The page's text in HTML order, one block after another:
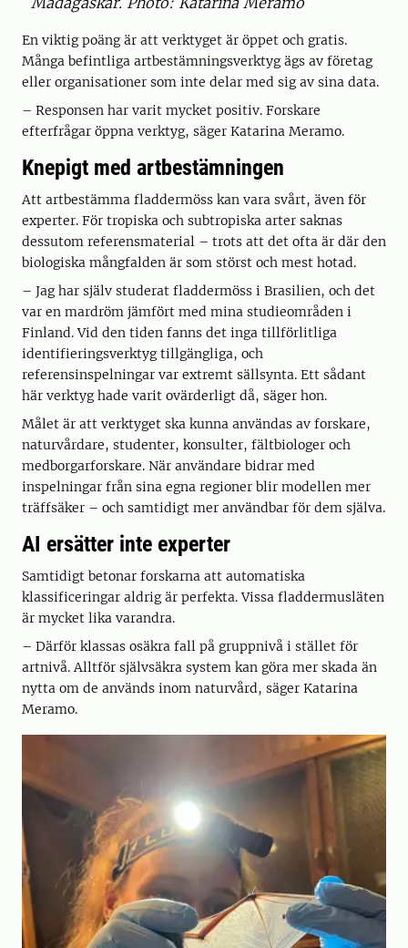
En viktig poäng är att verktyget är öppet och gratis.
Många befintliga artbestämningsverktyg ägs av företag
eller organisationer som inte delar med sig av sina data.
– Responsen har varit mycket positiv. Forskare
efterfrågar öppna verktyg, säger Katarina Meramo.
Knepigt med artbestämningen
Att artbestämma fladdermöss kan vara svårt, även för
experter. För tropiska och subtropiska arter saknas
dessutom referensmaterial – trots att det ofta är där den
biologiska mångfalden är som störst och mest hotad.
– Jag har själv studerat fladdermöss i Brasilien, och det
var en mardröm jämfört med mina studieområden i
Finland. Vid den tiden fanns det inga tillförlitliga
identifieringsverktyg tillgängliga, och
referensinspelningar var extremt sällsynta. Ett sådant
här verktyg hade varit ovärderligt då, säger hon.
Målet är att verktyget ska kunna användas av forskare,
naturvårdare, studenter, konsulter, fältbiologer och
medborgarforskare. När användare bidrar med
inspelningar från sina egna regioner blir modellen mer
träffsäker – och samtidigt mer användbar för dem själva.
AI ersätter inte experter
Samtidigt betonar forskarna att automatiska
klassificeringar aldrig är perfekta. Vissa fladdermusläten
är mycket lika varandra.
– Därför klassas osäkra fall på gruppnivå i stället för
artnivå. Alltför självsäkra system kan göra mer skada än
nytta om de används inom naturvård, säger Katarina
Meramo.